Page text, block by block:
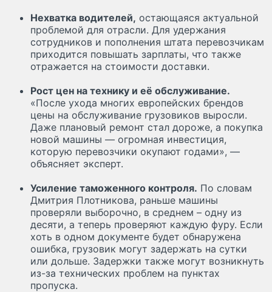
Нехватка водителей, остающаяся актуальной
проблемой для отрасли. Для удержания
сотрудников и пополнения штата перевозчикам
приходится повышать зарплаты, что также
отражается на стоимости доставки.
Рост цен на технику и её обслуживание.
«После ухода многих европейских брендов
цены на обслуживание грузовиков выросли.
Даже плановый ремонт стал дороже, а покупка
новой машины — огромная инвестиция,
которую перевозчики окупают годами», —
объясняет эксперт.
Усиление таможенного контроля. По словам
Дмитрия Плотникова, раньше машины
проверяли выборочно, в среднем – одну из
десяти, а теперь проверяют каждую фуру. Если
хоть в одном документе будет обнаружена
ошибка, грузовик могут задержать на сутки
или дольше. Задержки также могут возникнуть
из-за технических проблем на пунктах
пропуска.